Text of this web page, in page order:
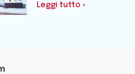
Leggi tutto »